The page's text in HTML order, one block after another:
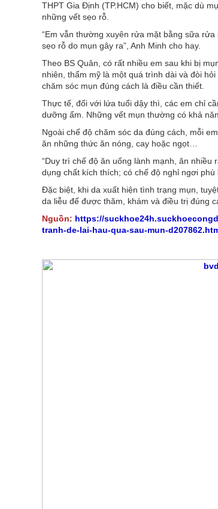
THPT Gia Định (TP.HCM) cho biết, mặc dù
những vết sẹo rỗ.
“Em vẫn thường xuyên rửa mặt bằng sữa
sẹo rỗ do mụn gây ra”, Anh Minh cho hay.
Theo BS Quân, có rất nhiều em sau khi bị
nhiên, thẩm mỹ là một quá trình dài và đòi
chăm sóc mụn đúng cách là điều cần thiết.
Thực tế, đối với lứa tuổi dậy thì, các em chỉ
dưỡng ẩm. Những vết mụn thường có khả
Ngoài chế độ chăm sóc da đúng cách, mỗi
ăn những thức ăn nóng, cay hoặc ngọt…
“Duy trì chế độ ăn uống lành mạnh, ăn
dụng chất kích thích; có chế độ nghỉ ngơi
Đặc biệt, khi da xuất hiện tình trạng mụn,
da liễu để được thăm, khám và điều trị đúng
Nguồn: https://
tranh-de-lai-hau-qua-sau-mun-